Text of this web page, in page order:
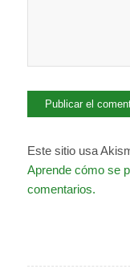
Este sitio usa
Aprende cómo se
comentarios.